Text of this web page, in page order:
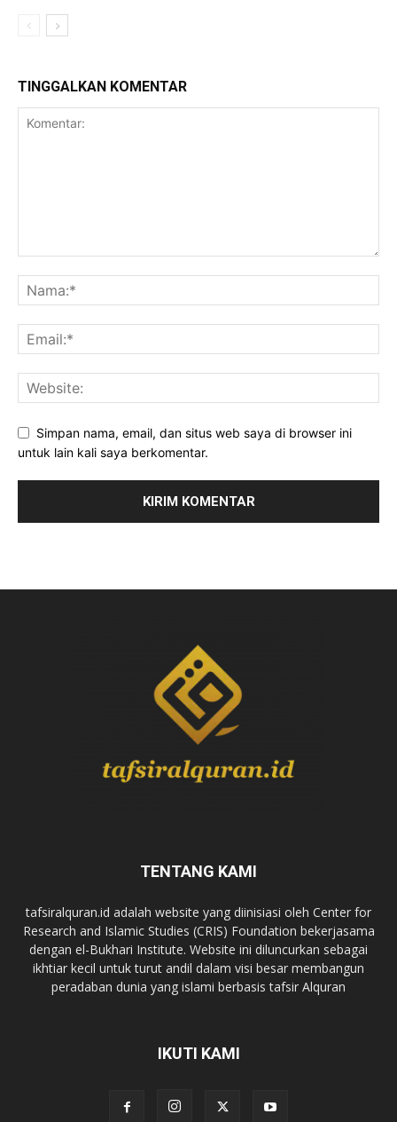
TINGGALKAN KOMENTAR
Simpan nama, email, dan situs web saya di browser ini
untuk lain kali saya berkomentar.
TENTANG KAMI
tafsiralquran.id adalah website yang diinisiasi oleh Center for
Research and Islamic Studies (CRIS) Foundation bekerjasama
dengan el-Bukhari Institute. Website ini diluncurkan sebagai
ikhtiar kecil untuk turut andil dalam visi besar membangun
peradaban dunia yang islami berbasis tafsir Alquran
IKUTI KAMI